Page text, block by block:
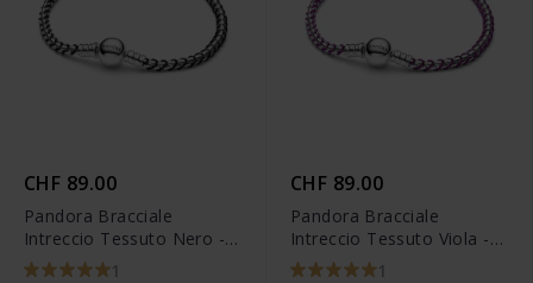
CHF 89.00
Pandora Bracciale
Intreccio Tessuto Nero -
593816C02 1
CHF 89.00
Pandora Bracciale
Intreccio Tessuto Viola -
593816C03 1